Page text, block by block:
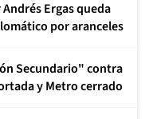
Ergas queda
por aranceles
Secundario" contra
y Metro cerrado